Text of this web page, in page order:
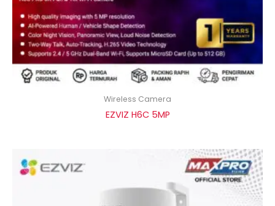
Wireless Camera
EZVIZ H6C 5MP